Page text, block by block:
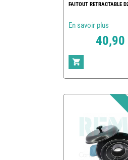
FAITOUT RETRACTABLE
En savoir plus
40,90